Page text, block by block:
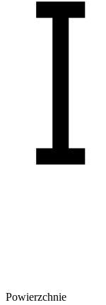
Powierzchnie